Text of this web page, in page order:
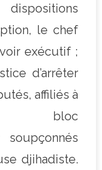
le chef
exécutif ;
d’arrêter
affiliés à
soupçonnés
djihadiste.